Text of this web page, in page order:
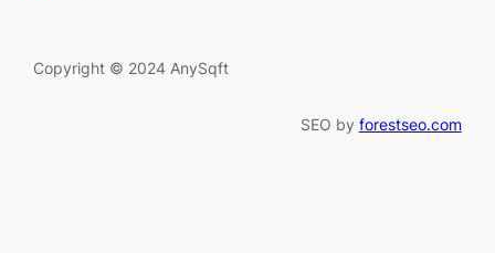
Copyright © 2024 AnySqft
SEO by forestseo.com